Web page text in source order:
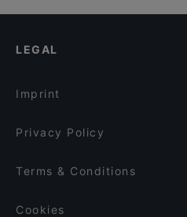
Sindo
Kumkapi
LEGAL
Imprint
Privacy Policy
Terms & Conditions
Cookies